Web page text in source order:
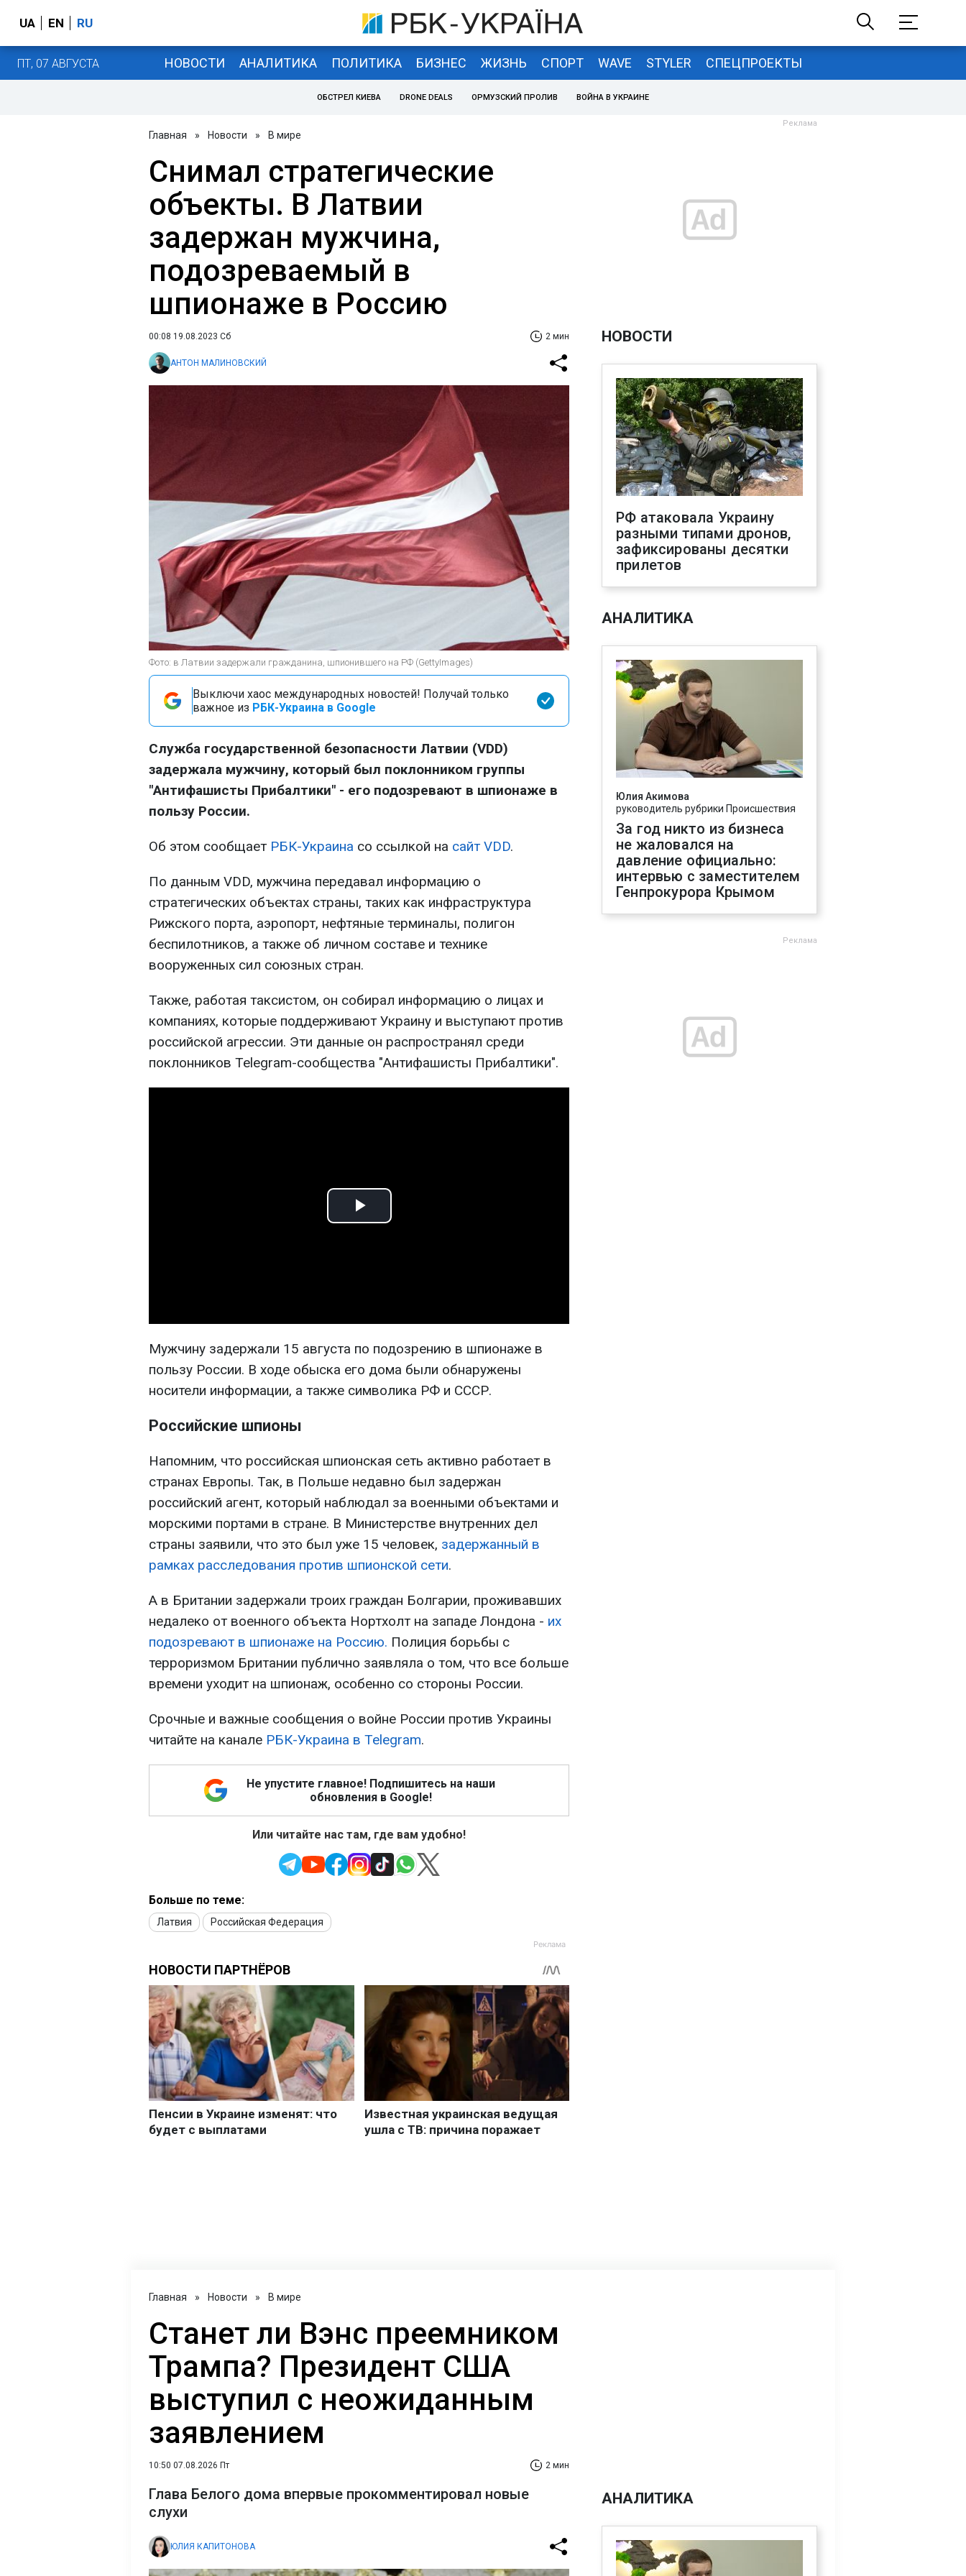
UA EN RU
ПТ, 07 АВГУСТА НОВОСТИ АНАЛИТИКА ПОЛИТИКА БИЗНЕС ЖИЗНЬ СПОРТ WAVE STYLER СПЕЦПРОЕКТЫ
ОБСТРЕЛ КИЕВА DRONE DEALS ОРМУЗСКИЙ ПРОЛИВ ВОЙНА В УКРАИНЕ
Главная » Новости » В мире
Снимал стратегические
объекты. В Латвии
задержан мужчина,
подозреваемый в
шпионаже в Россию
00:08 19.08.2023 Сб 2 мин
АНТОН МАЛИНОВСКИЙ
Фото: в Латвии задержали гражданина, шпионившего на РФ (GettyImages)
Выключи хаос международных новостей! Получай только
важное из РБК-Украина в Google
Служба государственной безопасности Латвии (VDD)
задержала мужчину, который был поклонником группы
"Антифашисты Прибалтики" - его подозревают в шпионаже в
пользу России.
Об этом сообщает РБК-Украина со ссылкой на сайт VDD.
По данным VDD, мужчина передавал информацию о
стратегических объектах страны, таких как инфраструктура
Рижского порта, аэропорт, нефтяные терминалы, полигон
беспилотников, а также об личном составе и технике
вооруженных сил союзных стран.
Также, работая таксистом, он собирал информацию о лицах и
компаниях, которые поддерживают Украину и выступают против
российской агрессии. Эти данные он распространял среди
поклонников Telegram-сообщества "Антифашисты Прибалтики".
Play
Мужчину задержали 15 августа по подозрению в шпионаже в
пользу России. В ходе обыска его дома были обнаружены
носители информации, а также символика РФ и СССР.
Российские шпионы
Напомним, что российская шпионская сеть активно работает в
странах Европы. Так, в Польше недавно был задержан
российский агент, который наблюдал за военными объектами и
морскими портами в стране. В Министерстве внутренних дел
страны заявили, что это был уже 15 человек, задержанный в
рамках расследования против шпионской сети.
А в Британии задержали троих граждан Болгарии, проживавших
недалеко от военного объекта Нортхолт на западе Лондона - их
подозревают в шпионаже на Россию. Полиция борьбы с
терроризмом Британии публично заявляла о том, что все больше
времени уходит на шпионаж, особенно со стороны России.
Срочные и важные сообщения о войне России против Украины
читайте на канале РБК-Украина в Telegram.
Не упустите главное! Подпишитесь на наши
обновления в Google!
Или читайте нас там, где вам удобно!
Больше по теме:
Латвия Российская Федерация
НОВОСТИ
РФ атаковала Украину
разными типами дронов,
зафиксированы десятки
прилетов
АНАЛИТИКА
Юлия Акимова
руководитель рубрики Происшествия
За год никто из бизнеса
не жаловался на
давление официально:
интервью с заместителем
Генпрокурора Крымом
Главная » Новости » В мире
Станет ли Вэнс преемником
Трампа? Президент США
выступил с неожиданным
заявлением
10:50 07.08.2026 Пт 2 мин
Глава Белого дома впервые прокомментировал новые
слухи
ЮЛИЯ КАПИТОНОВА
АНАЛИТИКА